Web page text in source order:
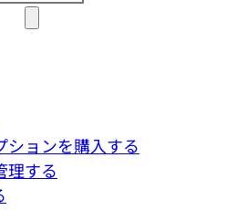
ションを購入する
理する